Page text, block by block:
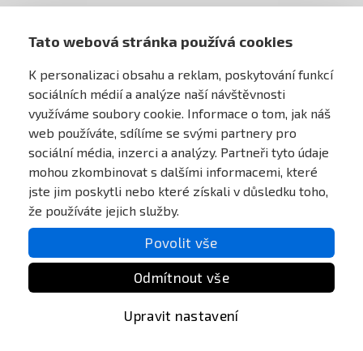
Tato webová stránka používá cookies
K personalizaci obsahu a reklam, poskytování funkcí
sociálních médií a analýze naší návštěvnosti
využíváme soubory cookie. Informace o tom, jak náš
web používáte, sdílíme se svými partnery pro
sociální média, inzerci a analýzy. Partneři tyto údaje
mohou zkombinovat s dalšími informacemi, které
jste jim poskytli nebo které získali v důsledku toho,
že používáte jejich služby.
Povolit vše
Odmítnout vše
Upravit nastavení
AIRSOFT OBCHOD PRAHA
PRO ZÁKAZNÍKY
MŮJ ÚČET
ONLINE PLATEBNÍ BRÁNA